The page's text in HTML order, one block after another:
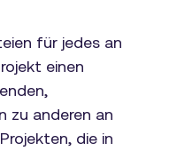
für jedes an
einen
zu anderen an
die in